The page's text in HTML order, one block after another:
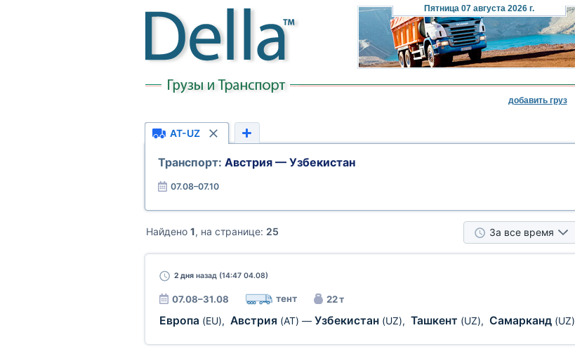
Пятница07 августа 2026 г.
добавить груз
AT-UZ
Транспорт: Австрия — Узбекистан
07.08–07.10
Найдено 1, на странице: 25 За все время
2 дняназад (14:47 04.08)
07.08–31.08 тент 22 т
Европа (EU), Австрия (AT) — Узбекистан (UZ), Ташкент (UZ), Самарканд (UZ)